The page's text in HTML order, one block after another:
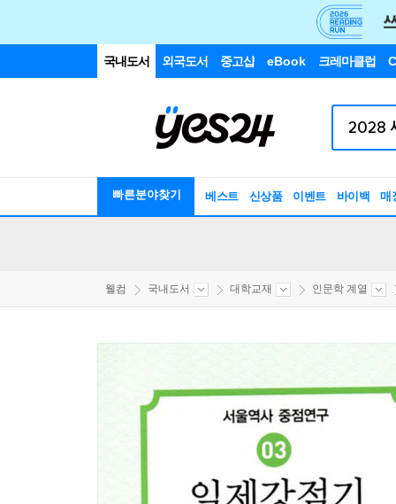
국내도서 외국도서 중고샵 eBook 크레마클럽
빠른분야찾기 베스트 신상품 이벤트 바이백 매
웰컴 국내도서 대학교재 인문학 계열